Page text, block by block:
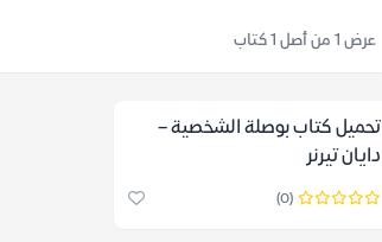
عرض 1 من أصل 1 كتاب
تحميل كتاب بوصلة الشخصية –
دايان تيرنر
(0)